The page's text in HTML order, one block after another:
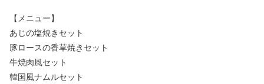
【メニュー】
あじの塩焼きセット
豚ロースの香草焼きセット
牛焼肉風セット
韓国風ナムルセット